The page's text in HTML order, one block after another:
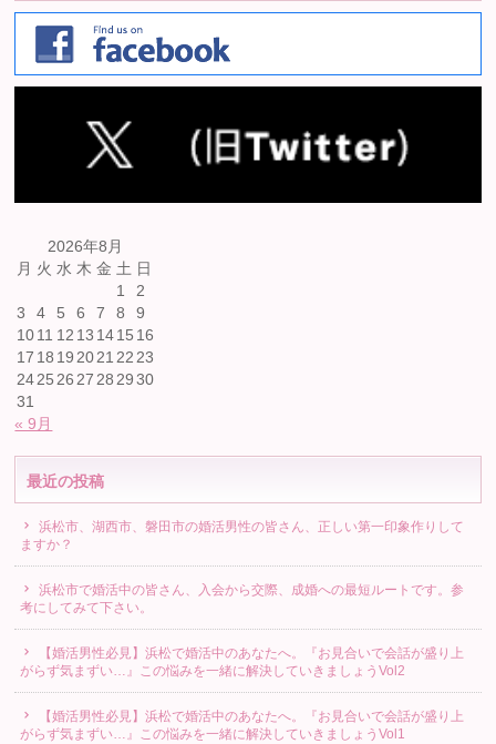
2026年8月
月 火 水 木 金 土 日
1
2
3
4 5 6 7 8
9
1011 12 13 1415 16
17 18 19 2021 22 23
2425 26 27 28 29 30
31
« 9月
最近の投稿
浜松市、湖西市、磐田市の婚活男性の皆さん、正しい第一印象作りして
ますか？
浜松市で婚活中の皆さん、入会から交際、成婚への最短ルートです。参
考にしてみて下さい。
【婚活男性必見】浜松で婚活中のあなたへ。『お見合いで会話が盛り上
がらず気まずい…』この悩みを一緒に解決していきましょうVol2
【婚活男性必見】浜松で婚活中のあなたへ。『お見合いで会話が盛り上
がらず気まずい…』この悩みを一緒に解決していきましょうVol1